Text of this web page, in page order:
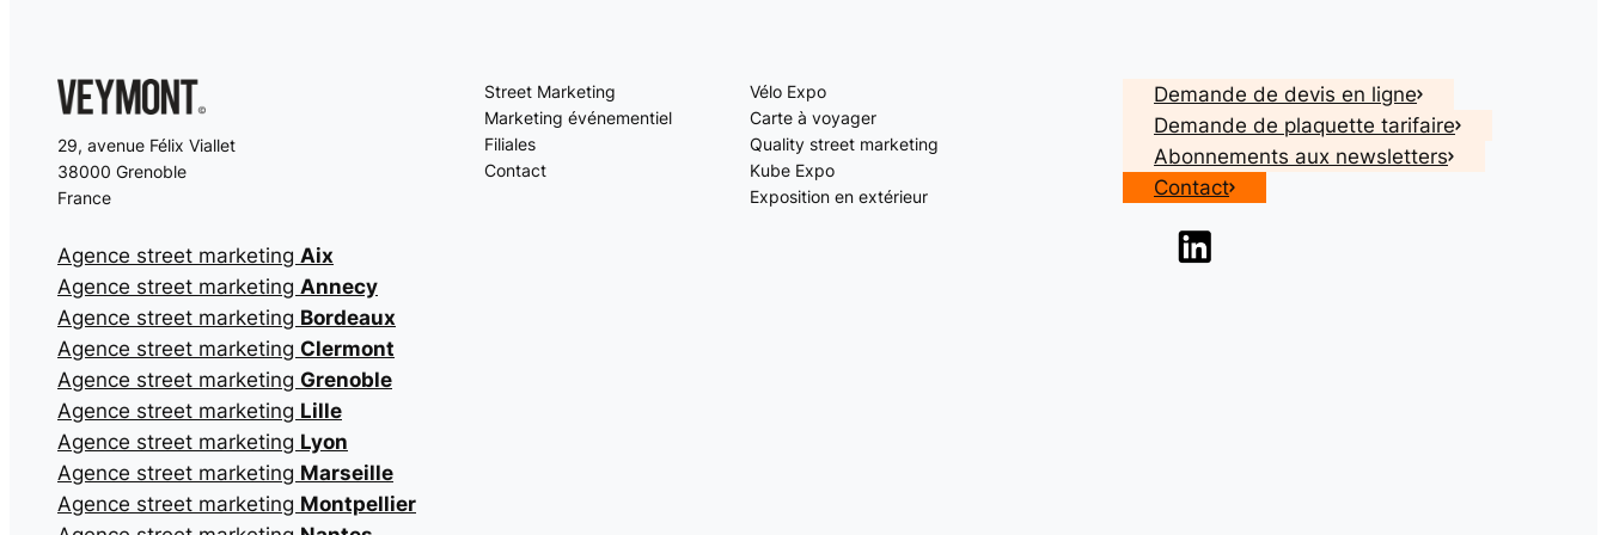
29, avenue Félix Viallet
38000 Grenoble
France
Agence street marketing Aix
Agence street marketing Annecy
Agence street marketing Bordeaux
Agence street marketing Clermont
Agence street marketing Grenoble
Agence street marketing Lille
Agence street marketing Lyon
Agence street marketing Marseille
Agence street marketing Montpellier
Street Marketing
Marketing événementiel
Filiales
Contact
Vélo Expo
Carte à voyager
Quality street marketing
Kube Expo
Exposition en extérieur
Demande de devis en ligne
Demande de plaquette tarifaire
Abonnements aux newsletters
Contact